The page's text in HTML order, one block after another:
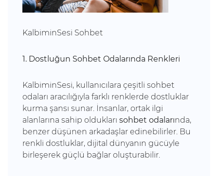
KalbiminSesi Sohbet
1. Dostluğun Sohbet Odalarında Renkleri
KalbiminSesi, kullanıcılara çeşitli sohbet
odaları aracılığıyla farklı renklerde dostluklar
kurma şansı sunar. İnsanlar, ortak ilgi
alanlarına sahip oldukları sohbet odalarında,
benzer düşünen arkadaşlar edinebilirler. Bu
renkli dostluklar, dijital dünyanın gücüyle
birleşerek güçlü bağlar oluşturabilir.